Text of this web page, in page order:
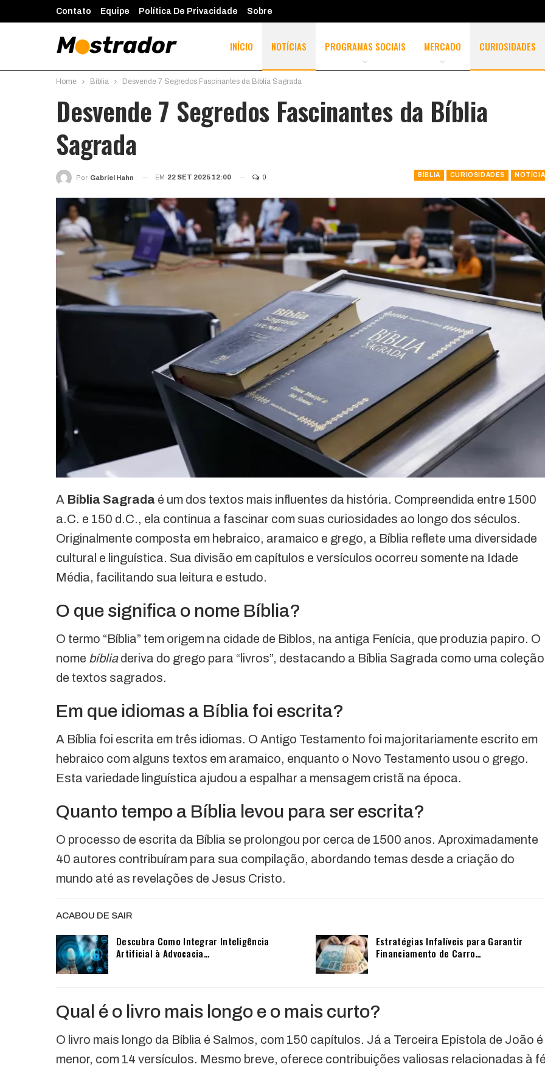
Contato Equipe Política De Privacidade Sobre
INÍCIO NOTÍCIAS PROGRAMAS SOCIAIS MERCADO CURIOSIDADES
Home Bíblia Desvende 7 Segredos Fascinantes da Bíblia Sagrada
Desvende 7 Segredos Fascinantes da Bíblia
Sagrada
BÍBLIA CURIOSIDADES
Por Gabriel Hahn EM 22 SET 2025 12:00 0
A Bíblia Sagrada é um dos textos mais influentes da história. Compreendida entre 1500
a.C. e 150 d.C., ela continua a fascinar com suas curiosidades ao longo dos séculos.
Originalmente composta em hebraico, aramaico e grego, a Bíblia reflete uma diversidade
cultural e linguística. Sua divisão em capítulos e versículos ocorreu somente na Idade
Média, facilitando sua leitura e estudo.
O que significa o nome Bíblia?
O termo “Bíblia” tem origem na cidade de Biblos, na antiga Fenícia, que produzia papiro. O
nome bíbliaderiva do grego para “livros”, destacando a Bíblia Sagrada como uma coleção
de textos sagrados.
Em que idiomas a Bíblia foi escrita?
A Bíblia foi escrita em três idiomas. O Antigo Testamento foi majoritariamente escrito em
hebraico com alguns textos em aramaico, enquanto o Novo Testamento usou o grego.
Esta variedade linguística ajudou a espalhar a mensagem cristã na época.
Quanto tempo a Bíblia levou para ser escrita?
O processo de escrita da Bíblia se prolongou por cerca de 1500 anos. Aproximadamente
40 autores contribuíram para sua compilação, abordando temas desde a criação do
mundo até as revelações de Jesus Cristo.
ACABOU DE SAIR
Descubra Como Integrar Inteligência
Artificial à Advocacia…
Estratégias Infalíveis para Garantir
Financiamento de Carro…
Qual é o livro mais longo e o mais curto?
O livro mais longo da Bíblia é Salmos, com 150 capítulos. Já a Terceira Epístola de João
menor, com 14 versículos. Mesmo breve, oferece contribuições valiosas relacionadas à